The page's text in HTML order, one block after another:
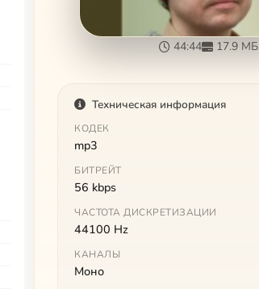
44:44 17.9 МБ
Техническая информация
КОДЕК
mp3
БИТРЕЙТ
56 kbps
ЧАСТОТА ДИСКРЕТИЗАЦИИ
44100 Hz
КАНАЛЫ
Моно